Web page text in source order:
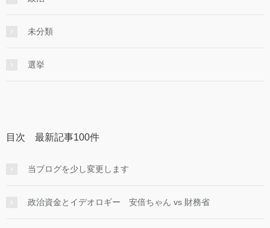
未分類
選挙
目次 最新記事100件
当ブログを少し変更します
政治資金とイデオロギー 安倍ちゃん vs 財務省